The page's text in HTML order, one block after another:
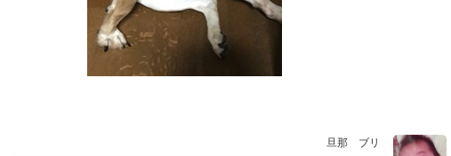
旦那 ブリ